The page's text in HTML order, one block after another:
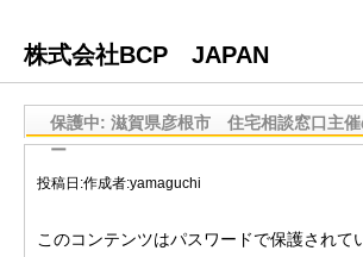
株式会社BCP JAPAN
保護中: 滋賀県彦根市 住宅相談窓口主催
ー
投稿日:作成者:yamaguchi
このコンテンツはパスワードで保護されて